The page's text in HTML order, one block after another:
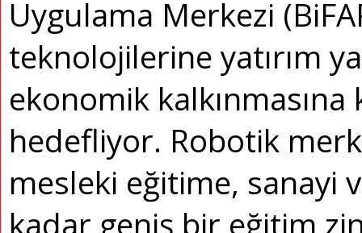
Uygulama Merkezi
teknolojilerine yatırım
ekonomik kalkınmasına
hedefliyor. Robotik
mesleki eğitime, sanayi
kadar geniş bir eğitim